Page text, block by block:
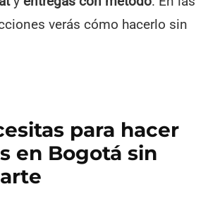
verás cómo hacerlo sin
para hacer
en Bogotá sin